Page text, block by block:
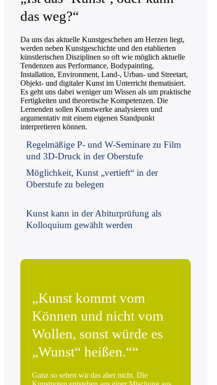
das weg?“
Da uns das aktuelle Kunstgeschehen am Herzen liegt,
werden neben Kunstgeschichte und den etablierten
künstlerischen Disziplinen so oft wie möglich aktuelle
Tendenzen aus Performance, Bodypainting,
Installation, Environment, Land-, Urban- und Streetart,
Objekt- und digitaler Kunst im Unterricht thematisiert.
Es geht uns dabei weniger um Wissen als um praktische
Fertigkeiten und theoretische Kompetenzen. Die
Lernenden sollen Kunstwerke analysieren und
argumentativ mit einem eigenen Standpunkt
interpretieren können.
Regelmäßige P- und W-Seminare zu Film
und 3D-Druck in der Oberstufe
Möglichkeit, Kunst „vertieft“ in der
Oberstufe zu belegen
Kunst kann in der Abiturprüfung als
Kolloquium gewählt werden
„Kunst kommt vom
Können und nicht vom
Wollen, sonst würde es
„Wunst“ heißen.““
Ganz so sehen wir das aber nicht. Die